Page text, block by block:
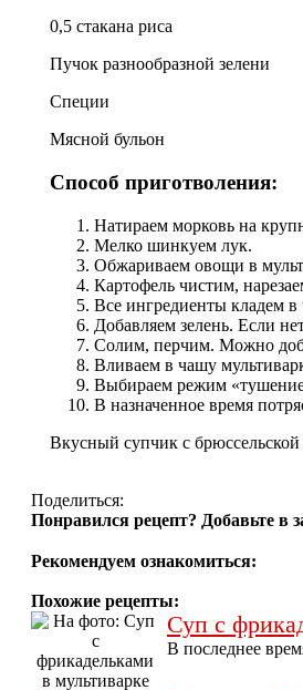
0,5 стакана риса
Пучок разнообразной зелени
Специи
Мясной бульон
Способ приготволения:
Натираем морковь на
Мелко шинкуем лук.
Обжариваем овощи в
Картофель чистим,
Все ингредиенты кладем в
Добавляем зелень. Если
Солим, перчим. Можно
Вливаем в чашу
Выбираем режим
В назначенное время
Вкусный супчик с
Поделиться:
Понравился рецепт? Добавьте в
Рекомендуем ознакомиться:
Похожие рецепты:
Суп с
В последнее